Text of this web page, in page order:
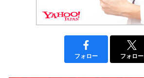
フォロー フォロー